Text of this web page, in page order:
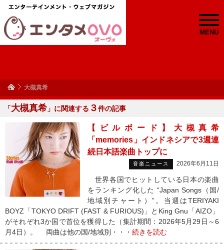
MENU
大槻真希
「大槻真希 」に関連する ３件の記事
【ビルボード】大槻真希
「memories」インドネシアで3週連
続日本語楽曲トップに
音楽ニュース 2026年6月11日
世界各国でヒットしている日本の楽曲
をランキング化した “Japan Songs（国/
地域別チャート）”。当週はTERIYAKI
BOYZ「TOKYO DRIFT (FAST & FURIOUS)」とKing Gnu「AIZO」
がそれぞれ3か国で首位を獲得した（集計期間：2026年5月29日～6
月4日）。 両曲は他の国/地域別・・・ 続きを読む